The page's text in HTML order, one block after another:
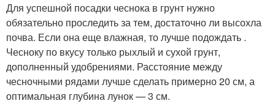
Для успешной посадки чеснока в грунт нужно
обязательно проследить за тем, достаточно ли высохла
почва. Если она еще влажная, то лучше подождать .
Чесноку по вкусу только рыхлый и сухой грунт,
дополненный удобрениями. Расстояние между
чесночными рядами лучше сделать примерно 20 см, а
оптимальная глубина лунок — 3 см.